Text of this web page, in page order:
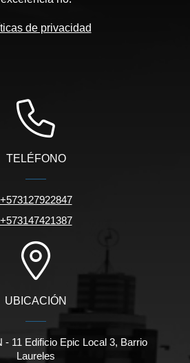
de privacidad
TELÉFONO
+573127922847
+573147421387
UBICACIÓN
- 11 Edificio Epic Local 3, Barrio
Laureles